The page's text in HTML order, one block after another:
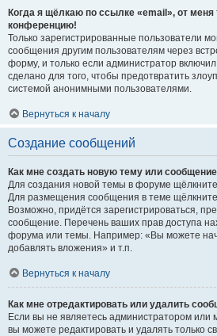
Когда я щёлкаю по ссылке «email», от меня
конференцию!
Только зарегистрированные пользователи
сообщения другим пользователям через
форму, и только если администратор
сделано для того, чтобы предотвратить
системой анонимными пользователями.
Вернуться к началу
Создание сообщений
Как мне создать новую тему или
Для создания новой темы в форуме
Для размещения сообщения в теме щёлкните
Возможно, придётся зарегистрироваться,
сообщение. Перечень ваших прав доступа
форума или темы. Например: «Вы можете
добавлять вложения» и т.п.
Вернуться к началу
Как мне отредактировать или удалить
Если вы не являетесь администратором
вы можете редактировать и удалять только